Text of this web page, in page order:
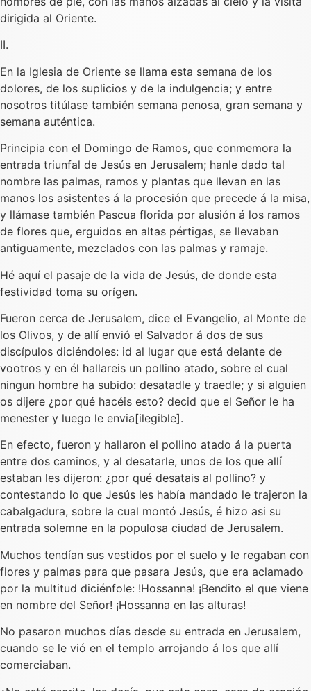
dirigida al Oriente.
II.
En la Iglesia de Oriente se llama esta semana de los
dolores, de los suplicios y de la indulgencia; y entre
nosotros titúlase también semana penosa, gran semana y
semana auténtica.
Principia con el Domingo de Ramos, que conmemora la
entrada triunfal de Jesús en Jerusalem; hanle dado tal
nombre las palmas, ramos y plantas que llevan en las
manos los asistentes á la procesión que precede á la misa,
y llámase también Pascua florida por alusión á los ramos
de flores que, erguidos en altas pértigas, se llevaban
antiguamente, mezclados con las palmas y ramaje.
Hé aquí el pasaje de la vida de Jesús, de donde esta
festividad toma su orígen.
Fueron cerca de Jerusalem, dice el Evangelio, al Monte de
los Olivos, y de allí envió el Salvador á dos de sus
discípulos diciéndoles: id al lugar que está delante de
vootros y en él hallareis un pollino atado, sobre el cual
ningun hombre ha subido: desatadle y traedle; y si alguien
os dijere ¿por qué hacéis esto? decid que el Señor le ha
menester y luego le envia[ilegible].
En efecto, fueron y hallaron el pollino atado á la puerta
entre dos caminos, y al desatarle, unos de los que allí
estaban les dijeron: ¿por qué desatais al pollino? y
contestando lo que Jesús les había mandado le trajeron la
cabalgadura, sobre la cual montó Jesús, é hizo asi su
entrada solemne en la populosa ciudad de Jerusalem.
Muchos tendían sus vestidos por el suelo y le regaban con
flores y palmas para que pasara Jesús, que era aclamado
por la multitud diciénfole: !Hossanna! ¡Bendito el que viene
en nombre del Señor! ¡Hossanna en las alturas!
No pasaron muchos días desde su entrada en Jerusalem,
cuando se le vió en el templo arrojando á los que allí
comerciaban.